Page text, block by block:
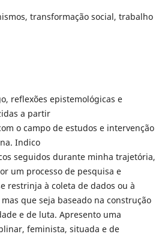
transformação social, trabalho
reflexões epistemológicas e
a partir
o campo de estudos e intervenção
Indico
seguidos durante minha trajetória,
um processo de pesquisa e
restrinja à coleta de dados ou à
que seja baseado na construção
e de luta. Apresento uma
feminista, situada e de